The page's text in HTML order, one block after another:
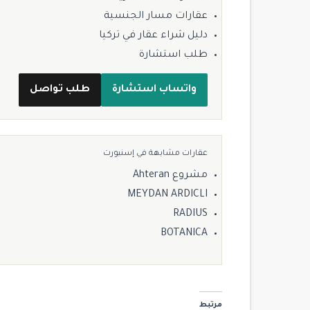
عقارات مسار الجنسية
دليل شراء عقار في تركيا
طلب استشارة
واتساب استشارة طلب تواصل
عقارات مشابهة في إسنيورت
مشروع Ahteran
MEYDAN ARDICLI
RADIUS
BOTANICA
مرتبط